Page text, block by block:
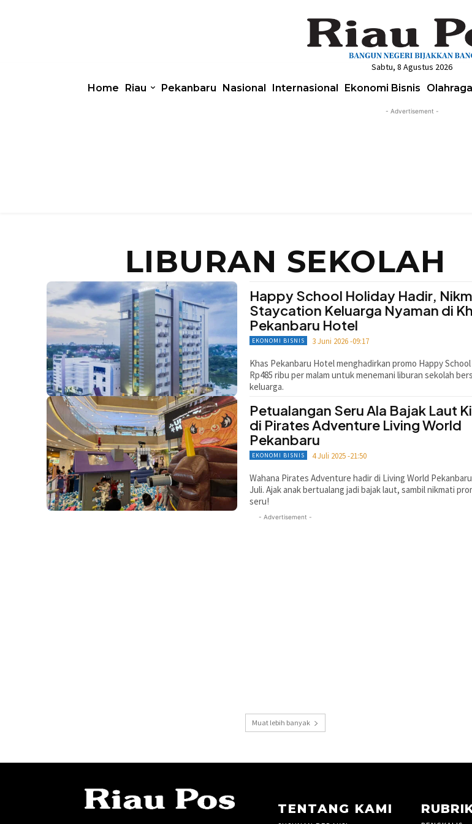
Sabtu, 8 Agustus 2026
Home Riau Pekanbaru Nasional Internasional Ekonomi Bisnis Olahraga
- Advertisement -
LIBURAN SEKOLAH
Happy School Holiday Hadir,
Staycation Keluarga Nyaman di
Pekanbaru Hotel
EKONOMI BISNIS 3 Juni 2026 -09:17
Khas Pekanbaru Hotel menghadirkan promo Happy
Rp485 ribu per malam untuk menemani liburan sekolah
keluarga.
Petualangan Seru Ala Bajak Laut
di Pirates Adventure Living World
Pekanbaru
EKONOMI BISNIS 4 Juli 2025 -21:50
Wahana Pirates Adventure hadir di Living World
Juli. Ajak anak bertualang jadi bajak laut, sambil nikmati
seru!
- Advertisement -
Muat lebih banyak
TENTANG KAMI